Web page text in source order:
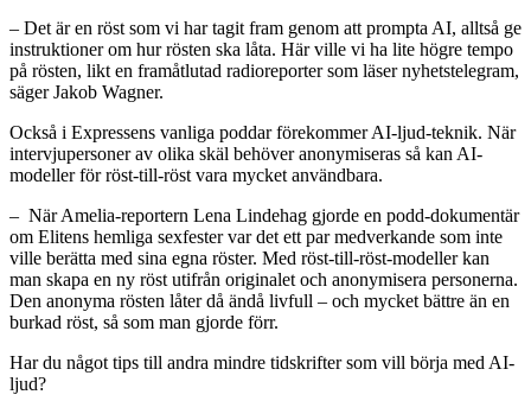
– Det är en röst som vi har tagit fram genom att prompta AI, alltså ge
instruktioner om hur rösten ska låta. Här ville vi ha lite högre tempo
på rösten, likt en framåtlutad radioreporter som läser nyhetstelegram,
säger Jakob Wagner.
Också i Expressens vanliga poddar förekommer AI-ljud-teknik. När
intervjupersoner av olika skäl behöver anonymiseras så kan AI-
modeller för röst-till-röst vara mycket användbara.
– När Amelia-reportern Lena Lindehag gjorde en podd-dokumentär
om Elitens hemliga sexfester var det ett par medverkande som inte
ville berätta med sina egna röster. Med röst-till-röst-modeller kan
man skapa en ny röst utifrån originalet och anonymisera personerna.
Den anonyma rösten låter då ändå livfull – och mycket bättre än en
burkad röst, så som man gjorde förr.
Har du något tips till andra mindre tidskrifter som vill börja med AI-
ljud?